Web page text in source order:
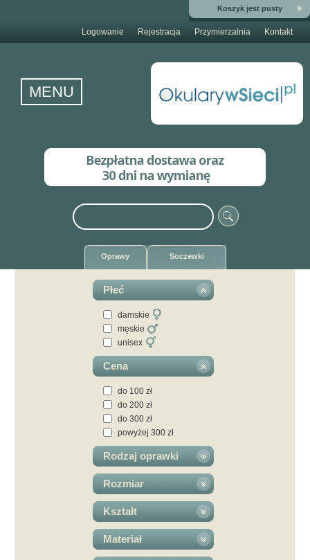
Koszyk jest pusty
Logowanie Rejestracja Przymierzalnia Kontakt
MENU
Oprawy Soczewki
Płeć
damskie
męskie
unisex
Cena
do 100 zł
do 200 zł
do 300 zł
powyżej 300 zł
Rodzaj oprawki
Rozmiar
Kształt
Materiał